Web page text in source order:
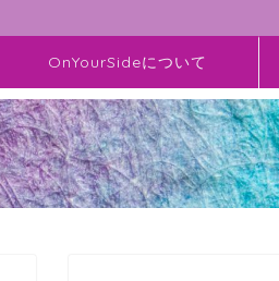
OnYourSideについて